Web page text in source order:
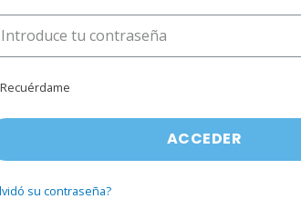
ACCEDER
su contraseña?